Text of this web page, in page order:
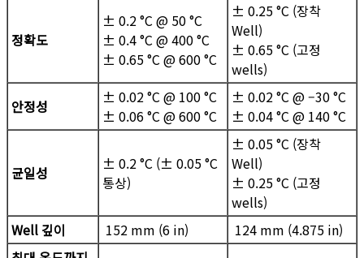
정확도
± 0.2 °C @ 50 °C
± 0.4 °C @ 400 °C
± 0.65 °C @ 600 °C
± 0.25 °C (장착
Well)
± 0.65 °C (고정
wells)
안정성
± 0.02 °C @ 100 °C
± 0.06 °C @ 600 °C
± 0.02 °C @ –30 °C
± 0.04 °C @ 140 °C
균일성
± 0.2 °C (± 0.05 °C
통상)
± 0.05 °C (장착
Well)
± 0.25 °C (고정
wells)
Well 깊이
152 mm (6 in)
124 mm (4.875 in)